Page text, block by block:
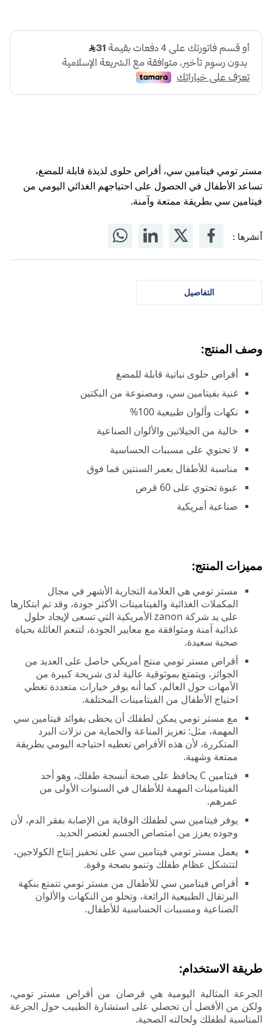
مستر تومي فيتامين سي، أقراص حلوى لذيذة قابلة للمضغ،
تساعد الأطفال في الحصول على احتياجهم الغذائي اليومي من
فيتامين سي بطريقة ممتعة وآمنة.
أنشرها :
التفاصيل
وصف المنتج:
أقراص حلوى نباتية قابلة للمضغ
غنية بفيتامين سي، ومصنوعة من البكتين
نكهات وألوان طبيعية 100%
خالية من الجيلاتين والألوان الصناعية
لا تحتوي على مسببات الحساسية
مناسبة للأطفال بعمر السنتين فما فوق
عبوة تحتوي على 60 قرص
صناعية أمريكية
مميزات المنتج:
مستر تومي هي العلامة التجارية الأشهر في مجال
المكملات الغذائية والفيتامينات الأكثر جودة، وقد تم ابتكارها
على يد شركة zanon الأمريكية التي تسعى لإيجاد حلول
غذائية آمنة ومتوافقة مع معايير الجودة، لتنعم العائلة بحياة
صحية سعيدة.
أقراص مستر تومي منتج أمريكي حاصل على العديد من
الجوائز، ويتمتع بموثوقية عالية لدى شريحة كبيرة من
الأمهات حول العالم، كما أنه يوفر خيارات متعددة تغطي
احتياج الأطفال من الفيتامينات المختلفة.
مع مستر تومي يمكن لطفلك أن يحظى بفوائد فيتامين سي
المهمة، مثل: تعزيز المناعة والحماية من نزلات البرد
المتكررة، لأن هذه الأقراص تعطيه احتياجه اليومي بطريقة
ممتعة وشهية.
فيتامين C يحافظ على صحة أنسجة طفلك، وهو أحد
الفيتامينات المهمة للأطفال في السنوات الأولى من
عمرهم.
يوفر فيتامين سي لطفلك الوقاية من الإصابة بفقر الدم، لأن
وجوده يعزز من امتصاص الجسم لعنصر الحديد.
يعمل مستر تومي فيتامين سي على تحفيز إنتاج الكولاجين،
لتتشكل عظام طفلك وتنمو بصحة وقوة.
أقراص فيتامين سي للأطفال من مستر تومي تتمتع بنكهة
البرتقال الطبيعية الرائعة، وتخلو من النكهات والألوان
الصناعية ومسببات الحساسية للأطفال.
طريقة الاستخدام:
الجرعة المثالية اليومية هي قرصان من أقراص مستر تومي،
ولكن من الأفضل أن تحصلي على استشارة الطبيب حول الجرعة
المناسبة لطفلك ولحالته الصحية.